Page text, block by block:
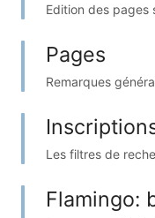
Edition des
Pages
Remarques
Les filtres de
Flamingo: